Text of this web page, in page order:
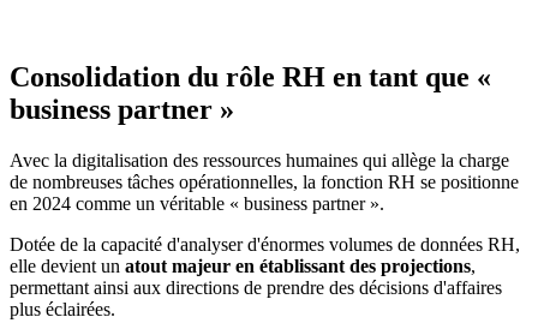
Consolidation du rôle RH en tant que «
business partner »
Avec la digitalisation des ressources humaines qui allège la charge
de nombreuses tâches opérationnelles, la fonction RH se positionne
en 2024 comme un véritable « business partner ».
Dotée de la capacité d'analyser d'énormes volumes de données RH,
elle devient un atout majeur en établissant des projections,
permettant ainsi aux directions de prendre des décisions d'affaires
plus éclairées.